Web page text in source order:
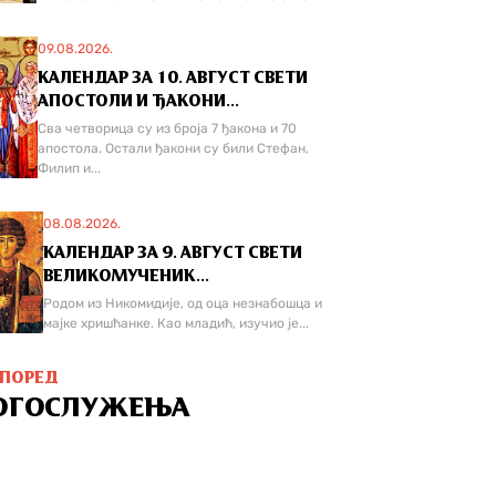
09.08.2026.
КАЛЕНДАР ЗА 10. АВГУСТ СВЕТИ
АПОСТОЛИ И ЂАКОНИ...
Сва четворица су из броја 7 ђакона и 70
апостола. Остали ђакони су били Стефан,
Филип и...
08.08.2026.
КАЛЕНДАР ЗА 9. АВГУСТ СВЕТИ
ВЕЛИКОМУЧЕНИК...
Родом из Никомидије, од оца незнабошца и
мајке хришћанке. Као младић, изучио је...